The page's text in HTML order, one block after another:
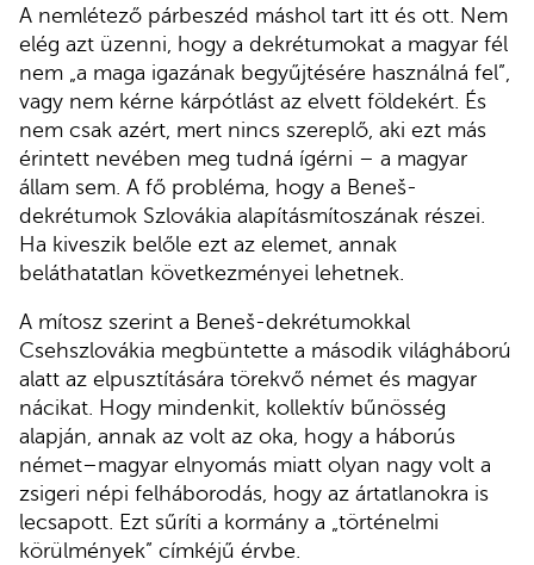
A nemlétező párbeszéd máshol tart itt és ott. Nem
elég azt üzenni, hogy a dekrétumokat a magyar fél
nem „a maga igazának begyűjtésére használná fel”,
vagy nem kérne kárpótlást az elvett földekért. És
nem csak azért, mert nincs szereplő, aki ezt más
érintett nevében meg tudná ígérni – a magyar
állam sem. A fő probléma, hogy a Beneš-
dekrétumok Szlovákia alapításmítoszának részei.
Ha kiveszik belőle ezt az elemet, annak
beláthatatlan következményei lehetnek.
A mítosz szerint a Beneš-dekrétumokkal
Csehszlovákia megbüntette a második világháború
alatt az elpusztítására törekvő német és magyar
nácikat. Hogy mindenkit, kollektív bűnösség
alapján, annak az volt az oka, hogy a háborús
német–magyar elnyomás miatt olyan nagy volt a
zsigeri népi felháborodás, hogy az ártatlanokra is
lecsapott. Ezt sűríti a kormány a „történelmi
körülmények” címkéjű érvbe.